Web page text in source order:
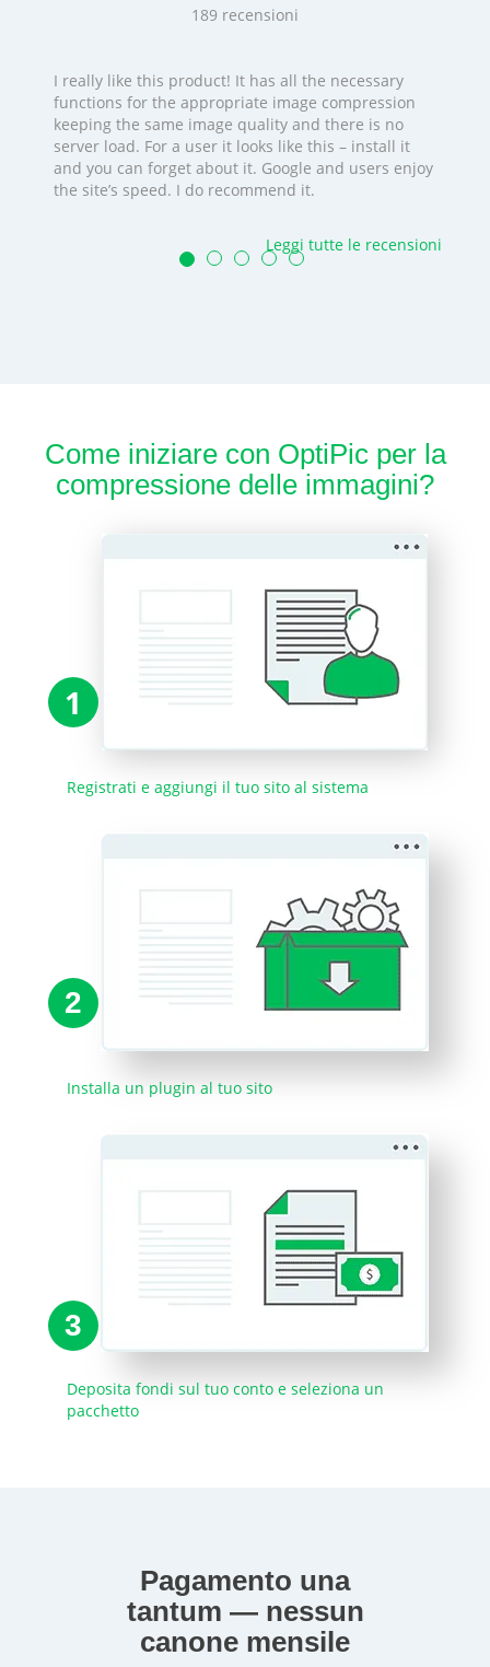
189 recensioni
I really like this product! It has all the necessary
functions for the appropriate image compression
keeping the same image quality and there is no
server load. For a user it looks like this – install it
and you can forget about it. Google and users enjoy
the site’s speed. I do recommend it.
Leggi tutte le recensioni
Come iniziare con OptiPic per la
compressione delle immagini?
1
Registrati e aggiungi il tuo sito al sistema
2
Installa un plugin al tuo sito
3
Deposita fondi sul tuo conto e seleziona un
pacchetto
Pagamento una
tantum — nessun
canone mensile